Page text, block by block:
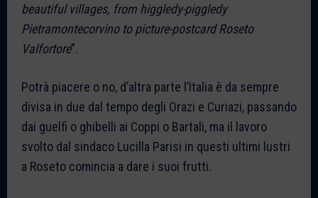
beautiful villages, from higgledy-piggledy
Pietramontecorvino to picture-postcard Roseto
Valfortore”.
Potrà piacere o no, d’altra parte l’Italia è da sempre
divisa in due dal tempo degli Orazi e Curiazi, passando
dai guelfi o ghibelli ai Coppi o Bartali, ma il lavoro
svolto dal sindaco Lucilla Parisi in questi ultimi lustri
a Roseto comincia a dare i suoi frutti.